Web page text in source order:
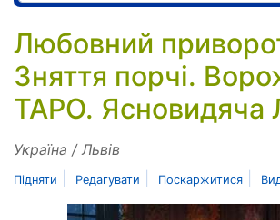
Любовний
Зняття порчі.
ТАРО. Ясновидяча
Україна / Львів
Підняти Редагувати Поскаржитися